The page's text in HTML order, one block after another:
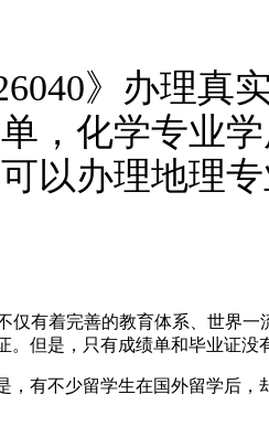
》办理真
，化学专业
以办理地理
仅有着完善的教育体系、世界
但是，只有成绩单和毕业证没
有不少留学生在国外留学后